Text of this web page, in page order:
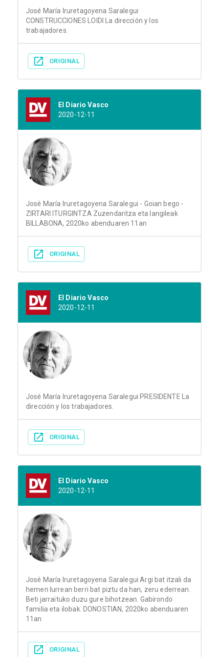
José María Iruretagoyena Saralegui
CONSTRUCCIONES LOIDI La dirección y los
trabajadores.
ORIGINAL
El Diario Vasco
2020-12-11
José María Iruretagoyena Saralegui - Goian bego -
ZIRTARI ITURGINTZA Zuzendaritza eta langileak
BILLABONA, 2020ko abenduaren 11an
ORIGINAL
El Diario Vasco
2020-12-11
José María Iruretagoyena Saralegui PRESIDENTE La
dirección y los trabajadores.
ORIGINAL
El Diario Vasco
2020-12-11
José María Iruretagoyena Saralegui Argi bat itzali da
hemen lurrean berri bat piztu da han, zeru ederrean.
Beti jarraituko duzu gure bihotzean. Gabirondo
familia eta ilobak. DONOSTIAN, 2020ko abenduaren
11an
ORIGINAL